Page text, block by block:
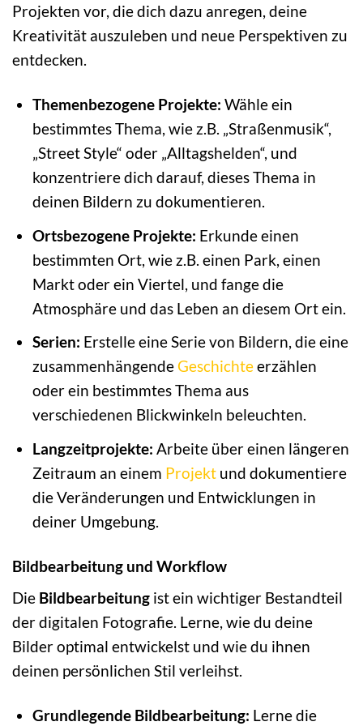
Projekten vor, die dich dazu anregen, deine
Kreativität auszuleben und neue Perspektiven zu
entdecken.
Themenbezogene Projekte: Wähle ein
bestimmtes Thema, wie z.B. „Straßenmusik“,
„Street Style“ oder „Alltagshelden“, und
konzentriere dich darauf, dieses Thema in
deinen Bildern zu dokumentieren.
Ortsbezogene Projekte: Erkunde einen
bestimmten Ort, wie z.B. einen Park, einen
Markt oder ein Viertel, und fange die
Atmosphäre und das Leben an diesem Ort ein.
Serien: Erstelle eine Serie von Bildern, die eine
zusammenhängendeGeschichteerzählen
oder ein bestimmtes Thema aus
verschiedenen Blickwinkeln beleuchten.
Langzeitprojekte: Arbeite über einen längeren
Zeitraum an einem Projektund dokumentiere
die Veränderungen und Entwicklungen in
deiner Umgebung.
Bildbearbeitung und Workflow
Die Bildbearbeitung ist ein wichtiger Bestandteil
der digitalen Fotografie. Lerne, wie du deine
Bilder optimal entwickelst und wie du ihnen
deinen persönlichen Stil verleihst.
Grundlegende Bildbearbeitung: Lerne die